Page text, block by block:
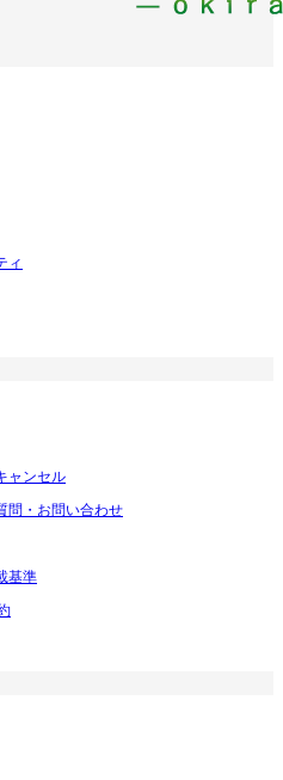
ィ
ャンセル
問・お問い合わせ
基準